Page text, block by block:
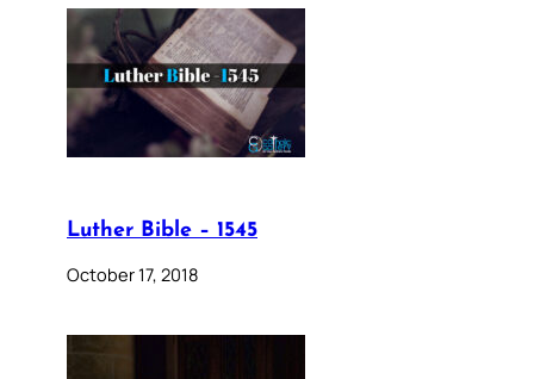
Luther Bible – 1545
October 17, 2018